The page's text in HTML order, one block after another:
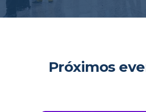
Próximos